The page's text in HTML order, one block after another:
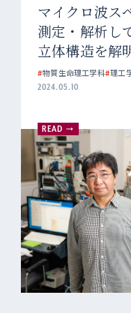
マイクロ波ス
測定・解析し
立体構造を解
#物質生命理工学科#理工
2024.05.10
READ